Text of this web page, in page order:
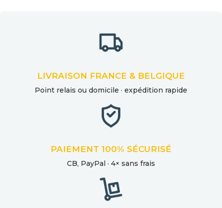
LIVRAISON FRANCE & BELGIQUE
Point relais ou domicile · expédition rapide
PAIEMENT 100% SÉCURISÉ
CB, PayPal · 4× sans frais